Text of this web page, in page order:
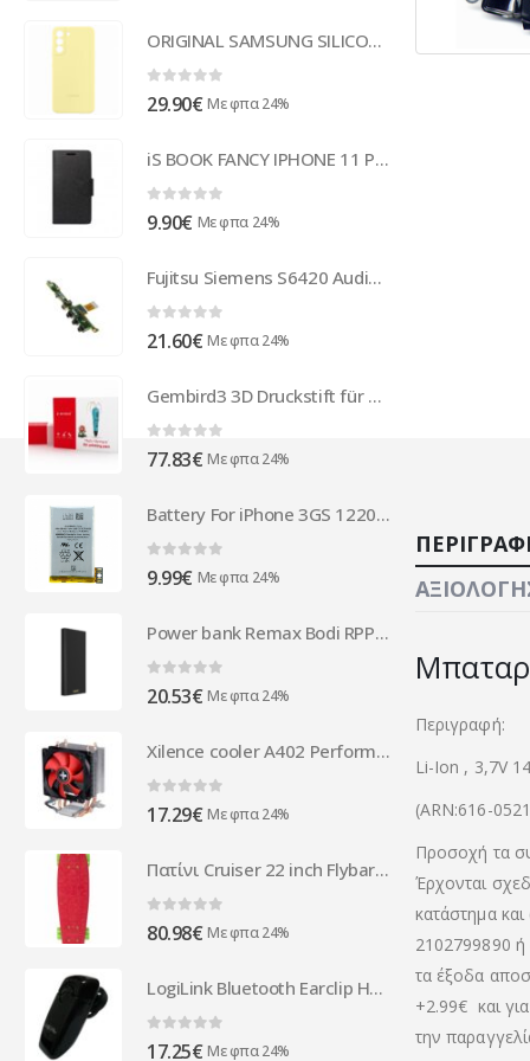
Περιγραφή:
Li-Ion , 3,7V
(ARN:616-
Προσοχή τα
Έρχονται
κατάστημα
2102799890
τα έξοδα
+2.99€ και
την
ORIGINAL SAMSUNG SILICONE COVER SAMSUNG S22 PLUS yellow backcover
0 out of 5
29.90€ Με φπα 24%
iS BOOK FANCY IPHONE 11 PRO (5.8) black
0 out of 5
9.90€ Με φπα 24%
Fujitsu Siemens S6420 Audio Board
0 out of 5
21.60€ Με φπα 24%
Gembird3 3D Druckstift für ABS/PLA Filament LED Bildschirm 3DP-PEND3C-01
0out of 5
77.83€ Με φπα 24%
Battery For iPhone 3GS 1220mAh (BULK)
0 out of 5
9.99€ Με φπα 24%
Power bank Remax Bodi RPP-149, 10000mAh, Different colors - 87040
0 out of 5
20.53€ Με φπα 24%
Xilence cooler A402 Performance C Series AMD XC025
0 out of 5
17.29€ Με φπα 24%
Πατίνι Cruiser 22 inch Flybar red
0out of 5
80.98€ Με φπα 24%
LogiLink Bluetooth Earclip Headset V2.0 + EDR (BT0005)
0 out of 5
17.25€ Με φπα 24%